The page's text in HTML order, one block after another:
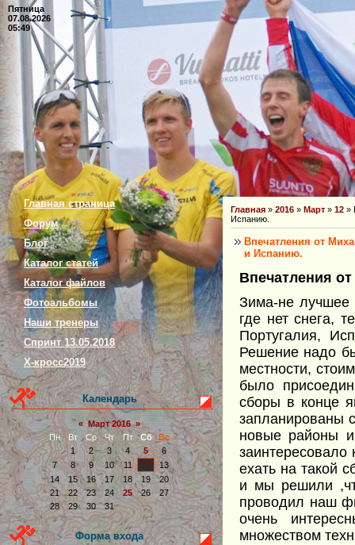
Пятница
07.08.2026
05:49
Главная страница
Форум
Блог
Каталог статей
Каталог файлов
Фотоальбомы
Наши тренеры
Спринт 13.05.2018
Х-кросс2019
Календарь
« Март 2016 »
Пн
Вт Ср Чт Пт Сб
Вс
1
2 3 4 5
6
7
8 9 10 11 12
13
14
15 16 17 18 19
20
21
22 23 24 25 26
27
28
29 30 31
Форма входа
Главная » 2016 » Март » 12 »
Испанию.
Впечатления от
и Испанию.
Впечатления
Зима-не лучшее
где нет снега,
Португалия,
Решение надо
местности,
было
сборы в конце
запланированы
новые районы
ехать на такой
и мы решили
проводил наш
очень
множеством